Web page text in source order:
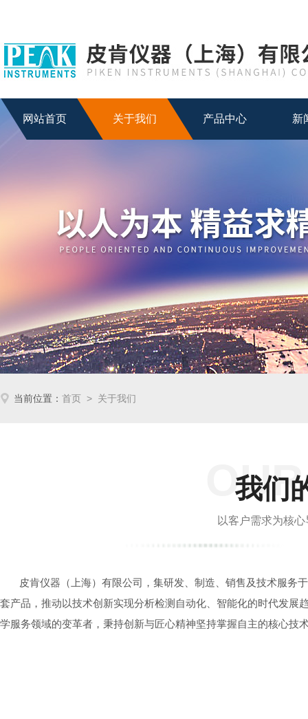
网站首页 关于我们 产品中心 新
当前位置：首页 > 关于我们
我们
以客户需求为核
皮肯仪器（上海）有限公司，集研发、制造、销售及技术服务
套产品，推动以技术创新实现分析检测自动化、智能化的时代发
学服务领域的变革者，秉持创新与匠心精神坚持掌握自主的核心